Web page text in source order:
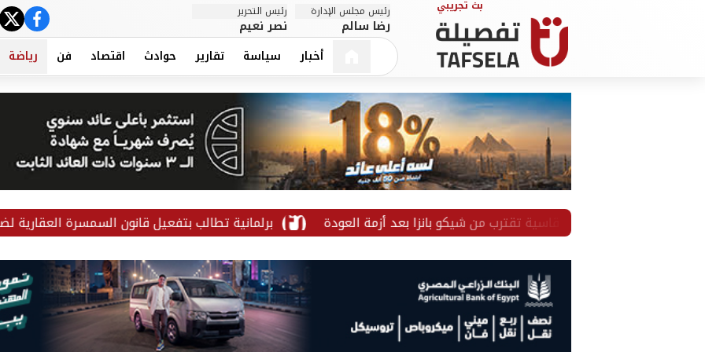
رئيس مجلس الإدارة
رضا سالم
رئيس التحرير
نصر نعيم
أخبار سياسة تقارير حوادث اقتصاد فن رياضة
برلمانية تطالب بتفعيل قانون السمسرة العقارية لضبط خاص.. عقوبة قاسية تقترب من شيكو بانزا بعد أزمة العودة